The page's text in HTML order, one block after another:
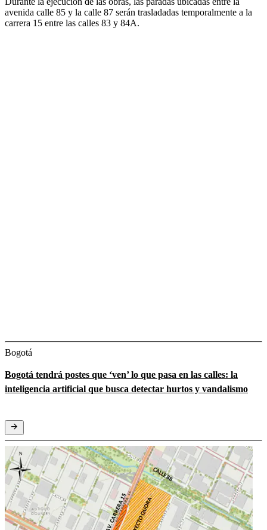
avenida calle 85 y la calle 87 serán trasladadas temporalmente a la
carrera 15 entre las calles 83 y 84A.
Bogotá
Bogotá tendrá postes que ‘ven’ lo que pasa en las calles: la
inteligencia artificial que busca detectar hurtos y vandalismo